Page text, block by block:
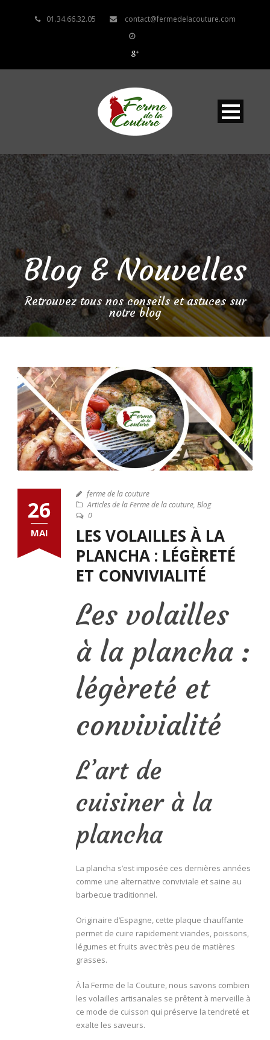
01.34.66.32.05 contact@fermedelacouture.com
Blog & Nouvelles
Retrouvez tous nos conseils et astuces sur
notre blog
26
MAI
ferme de la couture
Articles de la Ferme de la couture, Blog
0
LES VOLAILLES À LA
PLANCHA : LÉGÈRETÉ
ET CONVIVIALITÉ
Les volailles
à la plancha :
légèreté et
convivialité
L’art de
cuisiner à la
plancha
La plancha s’est imposée ces dernières années
comme une alternative conviviale et saine au
barbecue traditionnel.
Originaire d’Espagne, cette plaque chauffante
permet de cuire rapidement viandes, poissons,
légumes et fruits avec très peu de matières
grasses.
À la Ferme de la Couture, nous savons combien
les volailles artisanales se prêtent à merveille à
ce mode de cuisson qui préserve la tendreté et
exalte les saveurs.